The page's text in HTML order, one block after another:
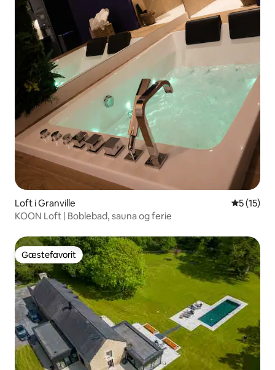
Loft i Granville 5 ud af 5
5 (15)
KOON Loft | Boblebad, sauna og ferie
Gæstefavorit
Gæstefavorit